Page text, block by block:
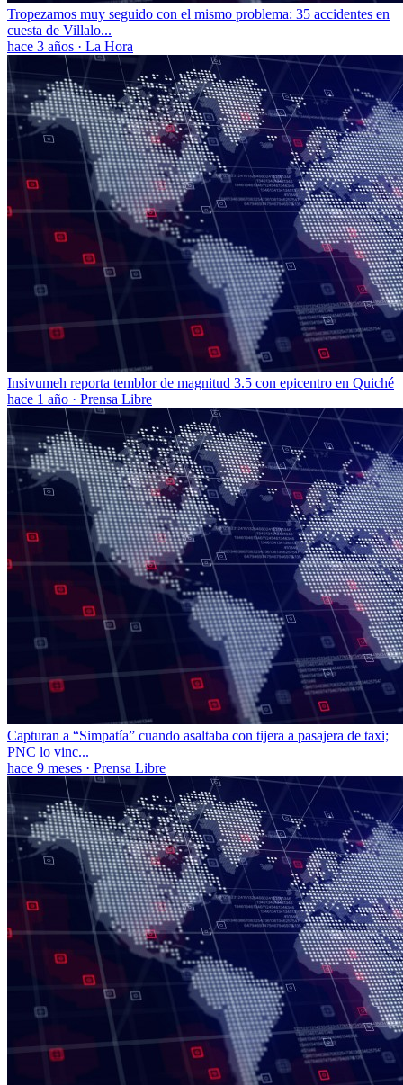
Tropezamos muy seguido con el mismo problema: 35 accidentes en
cuesta de Villalo...
hace 3 años · La Hora
Insivumeh reporta temblor de magnitud 3.5 con epicentro en Quiché
hace 1 año · Prensa Libre
Capturan a “Simpatía” cuando asaltaba con tijera a pasajera de taxi;
PNC lo vinc...
hace 9 meses · Prensa Libre